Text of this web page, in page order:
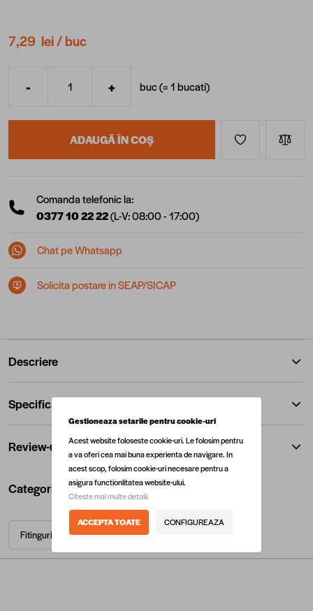
7,29 lei/ buc
Cantitate
- + buc (=1bucati)
ADAUGĂ ÎN COȘ
Comanda telefonic la:
0377 10 22 22(L-V: 08:00 - 17:00)
Chat pe Whatsapp
Solicita postare in SEAP/SICAP
Descriere
Specificatii
Review-uri
Categorii utile
Fitinguri Instalatii termice
Gestioneaza setarile pentru cookie-uri
Acest website foloseste cookie-uri. Le folosim pentru
a va oferi cea mai buna experienta de navigare. In
acest scop, folosim cookie-uri necesare pentru a
asigura functionlitatea website-ului.
Citeste mai multe detalii.
ACCEPTA TOATE CONFIGUREAZA